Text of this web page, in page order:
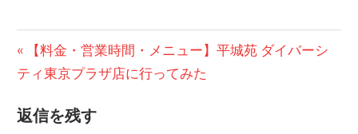
投
稿
ナ
前
の
事:
【料金・営業時間・メニュー】平城苑 ダイバーシ
ティ東京プラザ店に行ってみた
返信を残す